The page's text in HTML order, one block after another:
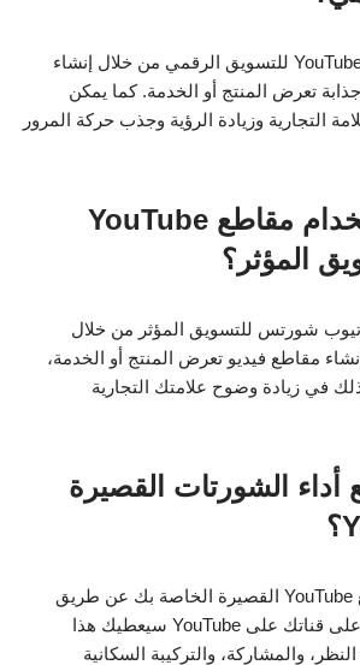
يمكن استخدام YouTube Short للتسويق الرقمي من خلال إنشاء
تعرض المنتج أو الخدمة. كما يمكن
التجارية وزيادة الرؤية وجذب حركة المرور
هل يمكن استخدام مقاطع YouTube
المؤثر؟
شورتس للتسويق المؤثر من خلال
مقاطع فيديو تعرض المنتج أو الخدمة،
في زيادة وضوح علامتك التجارية
أداء الشورتات القصيرة
يمكنك تتبع أداء مقاطع YouTube القصيرة الخاصة بك عن طريق
التحقق من التحليلات على قناتك على YouTube سيعطيك هذا
والمشاركة، والتركيبة السكانية